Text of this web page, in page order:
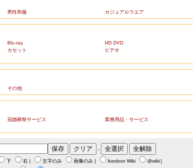
男性和服 カジュアルウエア
Blu-ray HD DVD
カセット ビデオ
その他
冠婚葬祭サービス 業務用品・サービス
-
下 右 | 文字のみ 画像のみ | livedoor Wiki @wiki］